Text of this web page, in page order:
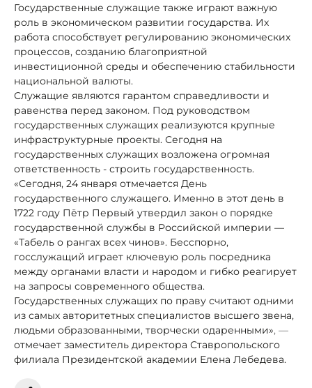
Государственные служащие также играют важную
роль в экономическом развитии государства. Их
работа способствует регулированию экономических
процессов, созданию благоприятной
инвестиционной среды и обеспечению стабильности
национальной валюты.
Служащие являются гарантом справедливости и
равенства перед законом. Под руководством
государственных служащих реализуются крупные
инфраструктурные проекты. Сегодня на
государственных служащих возложена огромная
ответственность - строить государственность.
«Сегодня, 24 января отмечается День
государственного служащего. Именно в этот день в
1722 году Пётр Первый утвердил закон о порядке
государственной службы в Российской империи —
«Табель о рангах всех чинов». Бесспорно,
госслужащий играет ключевую роль посредника
между органами власти и народом и гибко реагирует
на запросы современного общества.
Государственных служащих по праву считают одними
из самых авторитетных специалистов высшего звена,
людьми образованными, творчески одаренными», —
отмечает заместитель директора Ставропольского
филиала Президентской академии Елена Лебедева.